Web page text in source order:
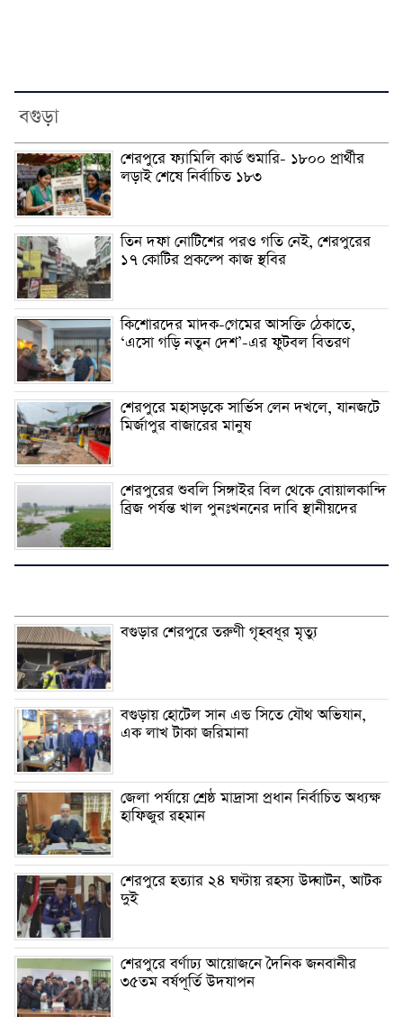
বগুড়া
শেরপুরে ফ্যামিলি কার্ড শুমারি- ১৮০০ প্রার্থীর
লড়াই শেষে নির্বাচিত ১৮৩
তিন দফা নোটিশের পরও গতি নেই, শেরপুরের
১৭ কোটির প্রকল্পে কাজ স্থবির
কিশোরদের মাদক-গেমের আসক্তি ঠেকাতে,
‘এসো গড়ি নতুন দেশ’-এর ফুটবল বিতরণ
শেরপুরে মহাসড়কে সার্ভিস লেন দখলে, যানজটে
মির্জাপুর বাজারের মানুষ
শেরপুরের শুবলি সিঙ্গাইর বিল থেকে বোয়ালকান্দি
ব্রিজ পর্যন্ত খাল পুনঃখননের দাবি স্থানীয়দের
বগুড়ার শেরপুরে তরুণী গৃহবধূর মৃত্যু
বগুড়ায় হোটেল সান এন্ড সিতে যৌথ অভিযান,
এক লাখ টাকা জরিমানা
জেলা পর্যায়ে শ্রেষ্ঠ মাদ্রাসা প্রধান নির্বাচিত অধ্যক্ষ
হাফিজুর রহমান
শেরপুরে হত্যার ২৪ ঘণ্টায় রহস্য উদ্ঘাটন, আটক
দুই
শেরপুরে বর্ণাঢ্য আয়োজনে দৈনিক জনবানীর
৩৫তম বর্ষপূর্তি উদযাপন